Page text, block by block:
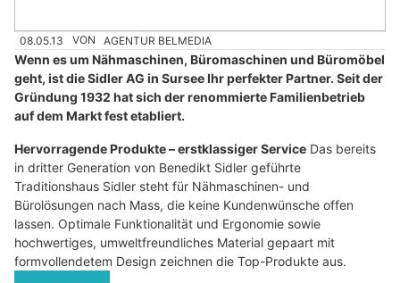
08.05.13 VON AGENTUR BELMEDIA
Wenn es um Nähmaschinen, Büromaschinen und Büromöbel
geht, ist die Sidler AG in Sursee Ihr perfekter Partner. Seit der
Gründung 1932 hat sich der renommierte Familienbetrieb
auf dem Markt fest etabliert.
Hervorragende Produkte – erstklassiger Service Das bereits
in dritter Generation von Benedikt Sidler geführte
Traditionshaus Sidler steht für Nähmaschinen- und
Bürolösungen nach Mass, die keine Kundenwünsche offen
lassen. Optimale Funktionalität und Ergonomie sowie
hochwertiges, umweltfreundliches Material gepaart mit
formvollendetem Design zeichnen die Top-Produkte aus.